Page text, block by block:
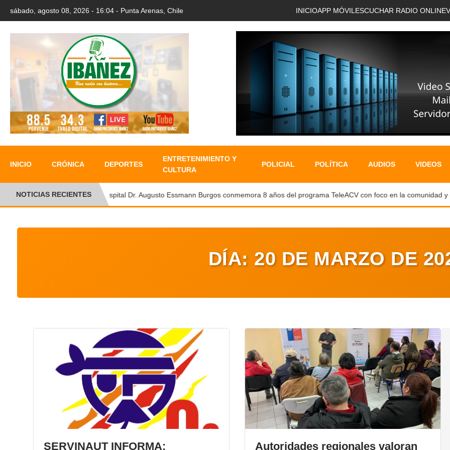
sábado, agosto 08, 2026 - 16:04 - Punta Arenas, Chile INICIOAPP MÓVIL ESCUCHAR RADIO ONLINE
INICIO CRÓNICA DEPORTES
ENTRETENIMIENTO Y
CULTURA
POLICIAL POLÍTICA AUDIOS VIDEOS
NOTICIAS RECIENTESHospital Dr. Augusto Essmann Burgos conmemora 8 años del programa TeleACV con foco en la comunidad y
DÍA: 20 DE MARZO DE
SERVINAUT INFORMA: Autoridades regionales valoran